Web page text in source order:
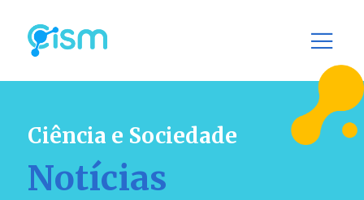
Ciência e Sociedade
Notícias